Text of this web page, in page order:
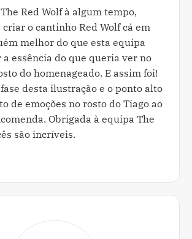
Red Wolf à algum tempo,
o cantinho Red Wolf cá em
melhor do que esta equipa
essência do que queria ver no
do homenageado. E assim foi!
desta ilustração e o ponto alto
de emoções no rosto do Tiago ao
Obrigada à equipa The
são incríveis.